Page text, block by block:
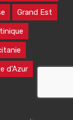
Grand Est
d’Azur